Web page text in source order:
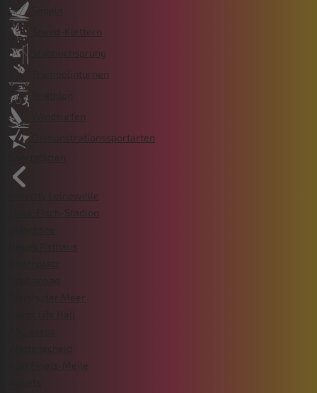
Segeln
Speed-Klettern
Stabhochsprung
Trampolinturnen
Triathlon
Windsurfen
Demonstrationssportarten
Sportstätten
enercity Leinewelle
Erika-Fisch-Stadion
Neues Rathaus
Steinhuder Meer
Swiss Life Hall
Wattenscheid
VGH Finals-Meile